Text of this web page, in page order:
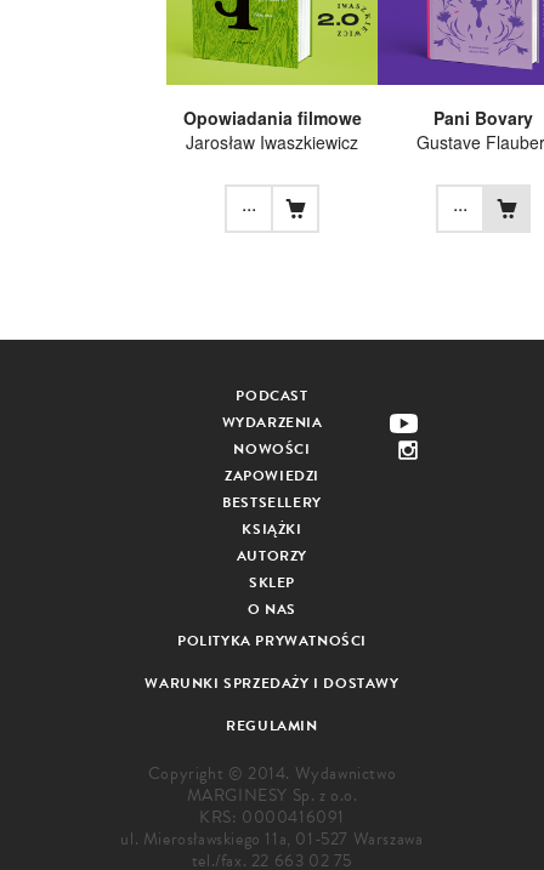
Opowiadania filmowe
Jarosław Iwaszkiewicz
...
Pani Bovary
Gustave
...
PODCAST
WYDARZENIA
NOWOŚCI
ZAPOWIEDZI
BESTSELLERY
KSIĄŻKI
AUTORZY
SKLEP
O NAS
POLITYKA PRYWATNOŚCI
WARUNKI SPRZEDAŻY I DOSTAWY
REGULAMIN
Copyright © 2014. Wydawnictwo
MARGINESY Sp. z o.o.
KRS: 0000416091
ul. Mierosławskiego 11a, 01-527 Warszawa
tel./fax. 22 663 02 75